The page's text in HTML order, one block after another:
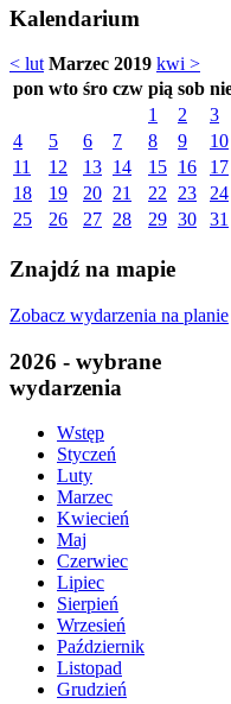
Kalendarium
< lut Marzec 2019 kwi >
pon wto śro czw pią sob
1
2
3
4
5 6 7 8 9
10
11
12 13 14 15 16
17
18
19 20 21 22 23
24
25
26 27 28 29 30 31
Znajdź na mapie
Zobacz wydarzenia na planie
2026 - wybrane
wydarzenia
Wstęp
Styczeń
Luty
Marzec
Kwiecień
Maj
Czerwiec
Lipiec
Sierpień
Wrzesień
Październik
Listopad
Grudzień